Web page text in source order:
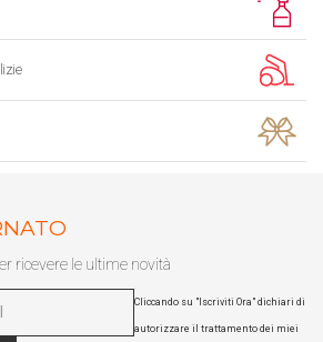
ricevere le ultime novità
Cliccando su "Iscriviti Ora" dichiari di
autorizzare il trattamento dei miei